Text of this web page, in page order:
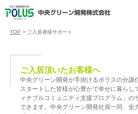
TOP > ご入居者様サポート
ご入居頂いたお客様へ
中央グリーン開発が手掛けるポラスの分譲
スタートした皆様が心豊かで幸せに暮らし
ィナブルコミュニティ支援プログラム」の
できます。中央グリーン開発社員一同、全